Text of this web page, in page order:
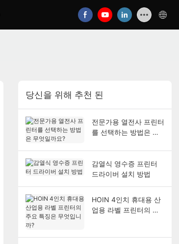
당신을 위해 추천 된
전문가용 열전사 프린터
를 선택하는 방법은 무
감열식 영수증 프린터
드라이버 설치 방법
HOIN 4인치 휴대용 산
업용 라벨 프린터의 주